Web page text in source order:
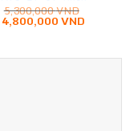
5,300,000VND
Giá
gốc
4,800,000VNDGiá
4,800,000